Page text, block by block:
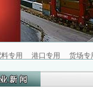
料专用 港口专用 货场专